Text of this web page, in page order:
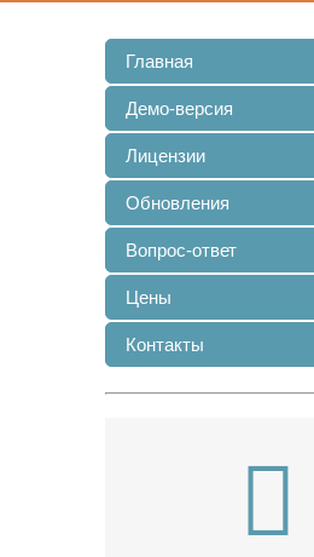
Главная
Демо-версия
Лицензии
Обновления
Вопрос-ответ
Цены
Контакты